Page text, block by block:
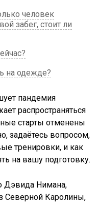
человек
забег, стоит ли
на одежде?
пандемия
распространяться
старты отменены
задаётесь вопросом,
тренировки, и как
на вашу подготовку.
Дэвида Нимана,
Северной Каролины,